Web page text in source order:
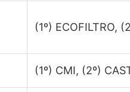
(1º) ECOFILTRO,
(1º) CMI, (2º)